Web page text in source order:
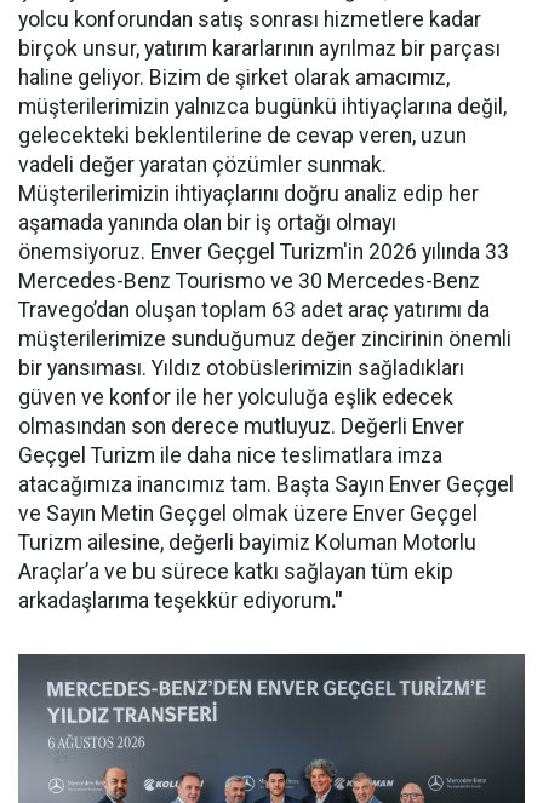
yolcu konforundan satış sonrası hizmetlere kadar
birçok unsur, yatırım kararlarının ayrılmaz bir parçası
haline geliyor. Bizim de şirket olarak amacımız,
müşterilerimizin yalnızca bugünkü ihtiyaçlarına değil,
gelecekteki beklentilerine de cevap veren, uzun
vadeli değer yaratan çözümler sunmak.
Müşterilerimizin ihtiyaçlarını doğru analiz edip her
aşamada yanında olan bir iş ortağı olmayı
önemsiyoruz. Enver Geçgel Turizm'in 2026 yılında 33
Mercedes-Benz Tourismo ve 30 Mercedes-Benz
Travego’dan oluşan toplam 63 adet araç yatırımı da
müşterilerimize sunduğumuz değer zincirinin önemli
bir yansıması. Yıldız otobüslerimizin sağladıkları
güven ve konfor ile her yolculuğa eşlik edecek
olmasından son derece mutluyuz. Değerli Enver
Geçgel Turizm ile daha nice teslimatlara imza
atacağımıza inancımız tam. Başta Sayın Enver Geçgel
ve Sayın Metin Geçgel olmak üzere Enver Geçgel
Turizm ailesine, değerli bayimiz Koluman Motorlu
Araçlar’a ve bu sürece katkı sağlayan tüm ekip
arkadaşlarıma teşekkür ediyorum."